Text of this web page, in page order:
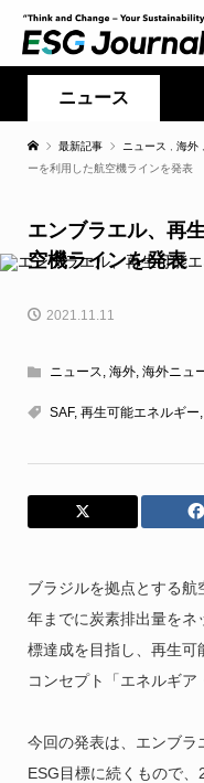
ニュース
最新記事 ニュース 海外
ーを利用した航空機ラインを発表
エンブラエル、再
空機ラインを発表
2021.11.11
ニュース, 海外, 海外ニュ
SAF, 再生可能エネルギー,
ブラジルを拠点とする
年までに炭素排出量をネ
標達成を目指し、再生可
コンセプト「エネルギア
今回の発表は、エンブ
ESG目標に続くもので